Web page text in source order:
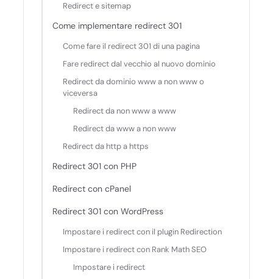
Redirect e sitemap
Come implementare redirect 301
Come fare il redirect 301 di una pagina
Fare redirect dal vecchio al nuovo dominio
Redirect da dominio www a non www o
viceversa
Redirect da non www a www
Redirect da www a non www
Redirect da http a https
Redirect 301 con PHP
Redirect con cPanel
Redirect 301 con WordPress
Impostare i redirect con il plugin Redirection
Impostare i redirect con Rank Math SEO
Impostare i redirect